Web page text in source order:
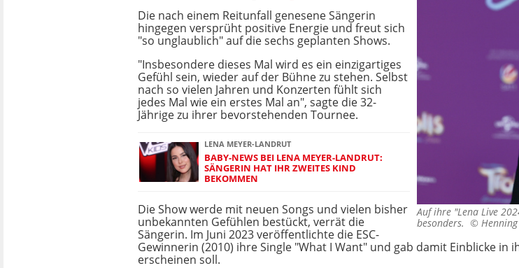
Auf ihre "Lena Live
besonders. ©
Die nach einem Reitunfall genesene Sängerin
hingegen versprüht positive Energie und freut sich
"so unglaublich" auf die sechs geplanten Shows.
"Insbesondere dieses Mal wird es ein einzigartiges
Gefühl sein, wieder auf der Bühne zu stehen. Selbst
nach so vielen Jahren und Konzerten fühlt sich
jedes Mal wie ein erstes Mal an", sagte die 32-
Jährige zu ihrer bevorstehenden Tournee.
LENA MEYER-LANDRUT
BABY-NEWS BEI LENA MEYER-LANDRUT:
SÄNGERIN HAT IHR ZWEITES KIND
BEKOMMEN
Die Show werde mit neuen Songs und vielen bisher
unbekannten Gefühlen bestückt, verrät die
Sängerin. Im Juni 2023 veröffentlichte die ESC-
Gewinnerin (2010) ihre Single "What I Want" und gab damit Einblicke in
erscheinen soll.